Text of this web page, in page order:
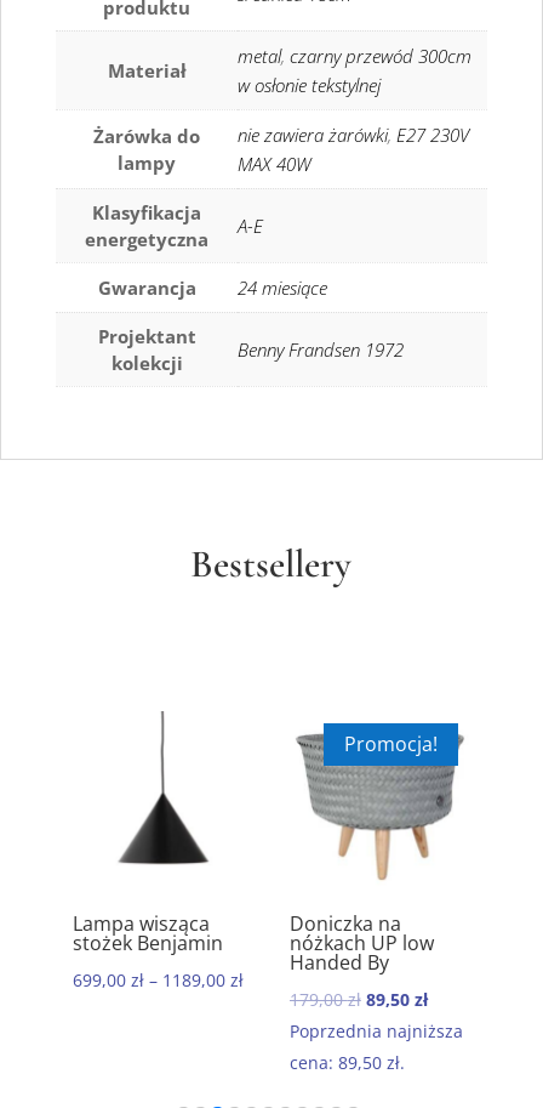
produktu
Materiał
metal, czarny przewód 300cm
w osłonie tekstylnej
Żarówka do
lampy
nie zawiera żarówki, E27 230V
MAX 40W
Klasyfikacja
energetyczna
A-E
Gwarancja
24 miesiące
Projektant
kolekcji
Benny Frandsen 1972
Bestsellery
5.00
Lampa wisząca
stożek Benjamin
699,00zł–1189,00zł
Promocja!
5.00
Doniczka na
nóżkach UP low
Handed By
179,00złPierwotna
cena
wynosiła:
89,50złAktualna
cena
wynosi:
Poprzednia najniższa
cena:89,50zł.